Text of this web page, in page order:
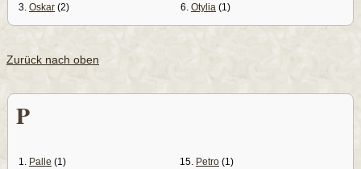
3. Oskar (2)
6. Otylia (1)
Zurück nach oben
P
1. Palle (1)
15. Petro (1)